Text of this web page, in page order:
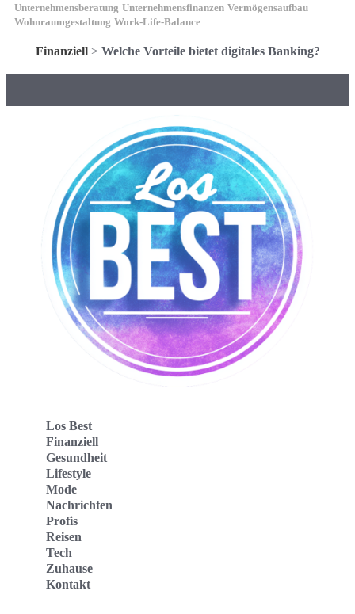
Unternehmensberatung Unternehmensfinanzen Vermögensaufbau
Wohnraumgestaltung Work-Life-Balance
Finanziell> Welche Vorteile bietet digitales Banking?
Los Best
Finanziell
Gesundheit
Lifestyle
Mode
Nachrichten
Profis
Reisen
Tech
Zuhause
Kontakt